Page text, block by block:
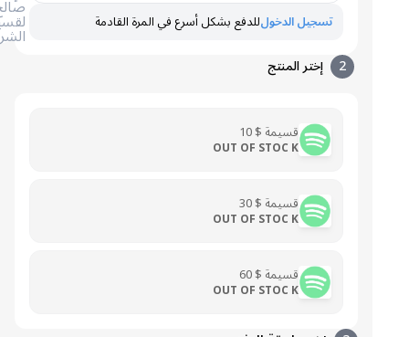
صالحلقسيمة تسجيل الدخولللدفع بشكل أسرع في المرة القادمة
إختر المنتج
قسيمة $ 10
OUT OF STOC K
قسيمة $ 30
OUT OF STOC K
قسيمة $ 60
OUT OF STOC K